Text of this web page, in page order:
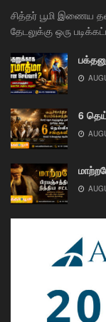
சித்தர் பூமி
தேடலுக்கு ஒரு
6